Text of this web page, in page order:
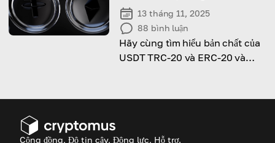
13 tháng 11, 2025
88 bình luận
Hãy cùng tìm hiểu bản chất của
USDT TRC-20 và ERC-20 và
Cộng đồng, Độ tin cậy, Động lực, Hỗ trợ.